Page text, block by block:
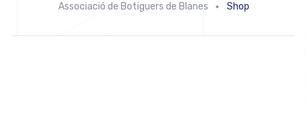
Associació de Botiguers de Blanes Shop